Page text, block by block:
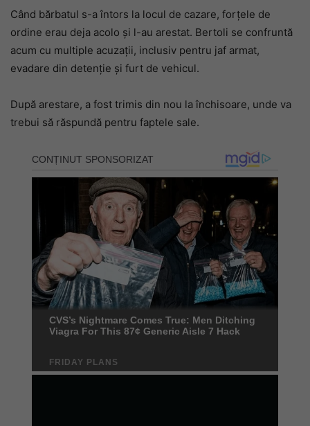
Când bărbatul s-a întors la locul de cazare, forțele de
ordine erau deja acolo și l-au arestat. Bertoli se confruntă
acum cu multiple acuzații, inclusiv pentru jaf armat,
evadare din detenție și furt de vehicul.
După arestare, a fost trimis din nou la închisoare, unde va
trebui să răspundă pentru faptele sale.